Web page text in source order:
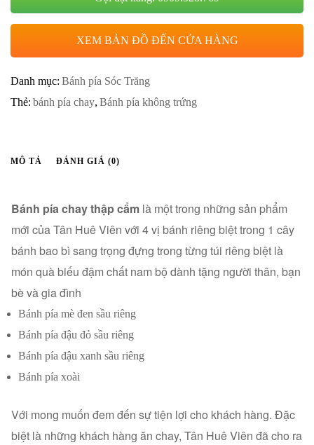
XEM BẢN ĐỒ ĐẾN CỬA HÀNG
Danh mục: Bánh pía Sóc Trăng
Thẻ: bánh pía chay, Bánh pía không trứng
MÔ TẢ ĐÁNH GIÁ (0)
Bánh pía chay thập cẩm là một trong những sản phẩm
mới của Tân Huê Viên với 4 vị bánh riêng biệt trong 1 cây
bánh bao bì sang trọng đựng trong từng túi riêng biệt là
món quà biếu đậm chất nam bộ dành tặng người thân, bạn
bè và gia đình
Bánh pía mè đen sầu riêng
Bánh pía đậu đỏ sầu riêng
Bánh pía đậu xanh sầu riêng
Bánh pía xoài
Với mong muốn đem đến sự tiện lợi cho khách hàng. Đặc
biệt là những khách hàng ăn chay, Tân Huê Viên đã cho ra